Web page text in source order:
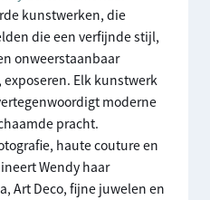
kunstwerken, die
die een verfijnde stijl,
onweerstaanbaar
Elk kunstwerk
moderne
pracht.
haute couture en
Wendy haar
Art Deco, fijne juwelen en